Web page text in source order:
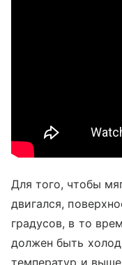
Для того, чтобы
двигался,
градусов, в то
должен быть
температур и